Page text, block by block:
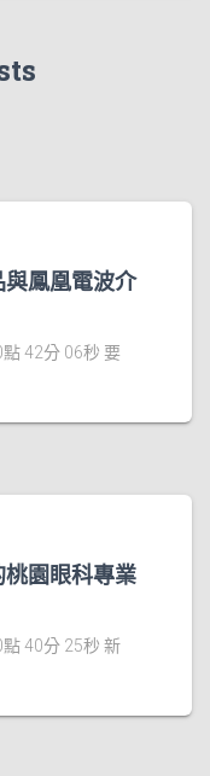
鳳凰電波介
42分 06秒 要
園眼科專業
40分 25秒 新